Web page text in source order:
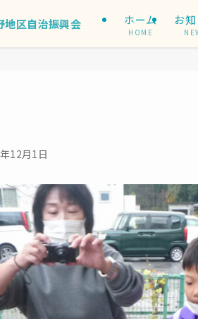
地区自治振興会 ホーム
HOME
お
12月1日